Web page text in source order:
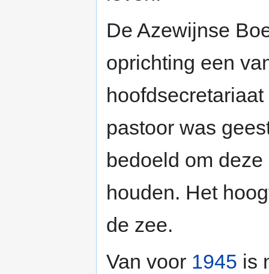
De Azewijnse
oprichting een
pastoor was
bedoeld om
houden. Het
de zee.
Van voor 1945 is